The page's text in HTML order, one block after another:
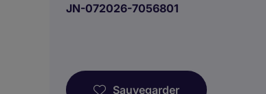
JN-072026-7056801
Sauvegarder